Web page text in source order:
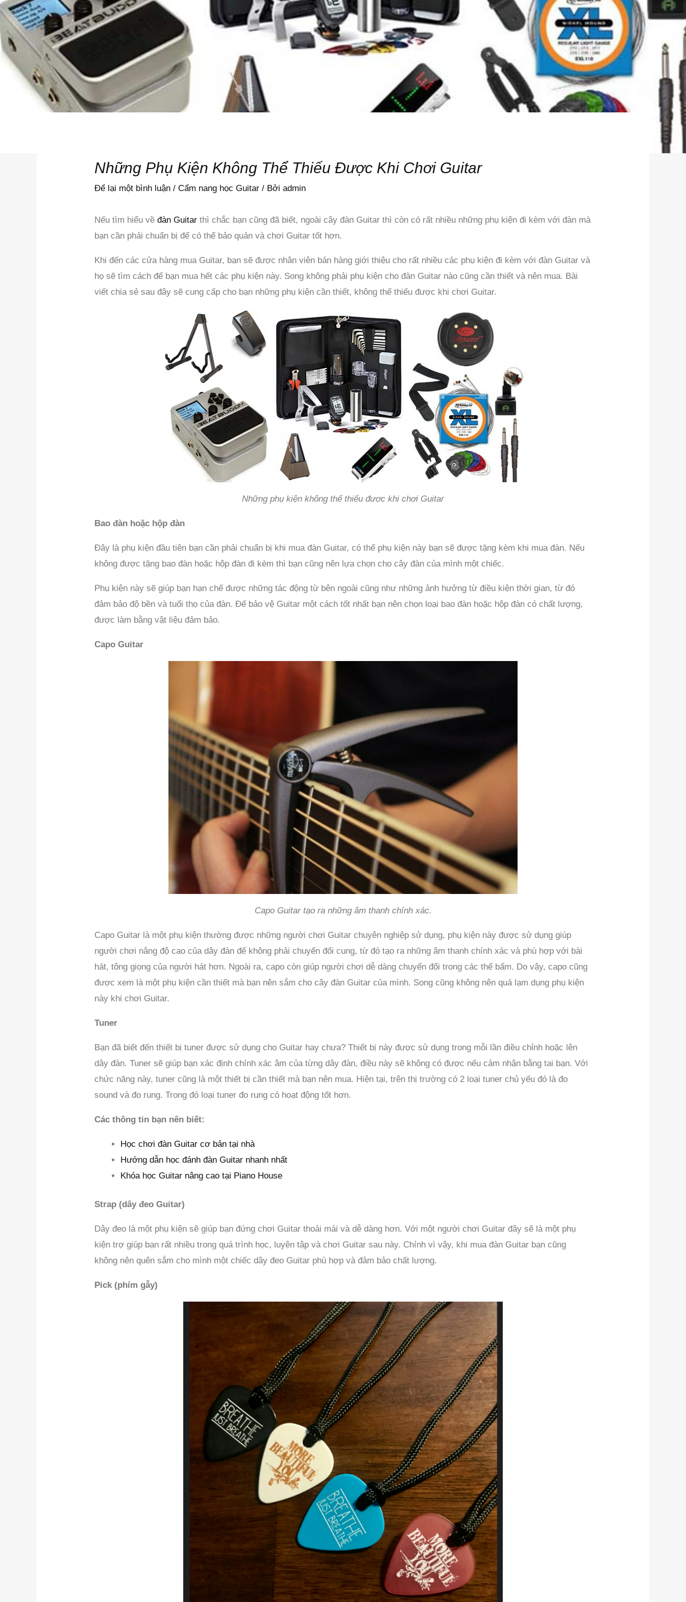
Những Phụ Kiện Không Thể Thiếu Được Khi Chơi Guitar
Để lại một bình luận /Cẩm nang học Guitar / Bởiadmin
Nếu tìm hiểu vềđàn Guitar thì chắc bạn cũng đã biết, ngoài cây đàn Guitar thì còn có rất nhiều những phụ kiện đi kèm với đàn mà
bạn cần phải chuẩn bị để có thể bảo quản và chơi Guitar tốt hơn.
Khi đến các cửa hàng mua Guitar, bạn sẽ được nhân viên bán hàng giới thiệu cho rất nhiều các phụ kiện đi kèm với đàn Guitar và
họ sẽ tìm cách để bạn mua hết các phụ kiện này. Song không phải phụ kiện cho đàn Guitar nào cũng cần thiết và nên mua. Bài
viết chia sẻ sau đây sẽ cung cấp cho bạn những phụ kiện cần thiết, không thể thiếu được khi chơi Guitar.
Những phụ kiện không thể thiếu được khi chơi Guitar
Bao đàn hoặc hộp đàn
Đây là phụ kiện đầu tiên bạn cần phải chuẩn bị khi mua đàn Guitar, có thể phụ kiện này bạn sẽ được tặng kèm khi mua đàn. Nếu
không được tặng bao đàn hoặc hộp đàn đi kèm thì bạn cũng nên lựa chọn cho cây đàn của mình một chiếc.
Phụ kiện này sẽ giúp bạn hạn chế được những tác động từ bên ngoài cũng như những ảnh hưởng từ điều kiện thời gian, từ đó
đảm bảo độ bền và tuổi thọ của đàn. Để bảo vệ Guitar một cách tốt nhất bạn nên chọn loại bao đàn hoặc hộp đàn có chất lượng,
được làm bằng vật liệu đảm bảo.
Capo Guitar
Capo Guitar tạo ra những âm thanh chính xác.
Capo Guitar là một phụ kiện thường được những người chơi Guitar chuyên nghiệp sử dụng, phụ kiện này được sử dụng giúp
người chơi nâng độ cao của dây đàn để không phải chuyển đổi cung, từ đó tạo ra những âm thanh chính xác và phù hợp với bài
hát, tông giọng của người hát hơn. Ngoài ra, capo còn giúp người chơi dễ dàng chuyển đổi trong các thế bấm. Do vậy, capo cũng
được xem là một phụ kiện cần thiết mà bạn nên sắm cho cây đàn Guitar của mình. Song cũng không nên quá lạm dụng phụ kiện
này khi chơi Guitar.
Tuner
Bạn đã biết đến thiết bị tuner được sử dụng cho Guitar hay chưa? Thiết bị này được sử dụng trong mỗi lần điều chỉnh hoặc lên
dây đàn. Tuner sẽ giúp bạn xác định chính xác âm của từng dây đàn, điều này sẽ không có được nếu cảm nhận bằng tai bạn. Với
chức năng này, tuner cũng là một thiết bị cần thiết mà bạn nên mua. Hiện tại, trên thị trường có 2 loại tuner chủ yếu đó là đo
sound và đo rung. Trong đó loại tuner đo rung có hoạt động tốt hơn.
Các thông tin bạn nên biết:
Học chơi đàn Guitar cơ bản tại nhà
Hướng dẫn học đánh đàn Guitar nhanh nhất
Khóa học Guitar nâng cao tại Piano House
Strap (dây đeo Guitar)
Dây đeo là một phụ kiện sẽ giúp bạn đứng chơi Guitar thoải mái và dễ dàng hơn. Với một người chơi Guitar đây sẽ là một phụ
kiện trợ giúp bạn rất nhiều trong quá trình học, luyện tập và chơi Guitar sau này. Chính vì vậy, khi mua đàn Guitar bạn cũng
không nên quên sắm cho mình một chiếc dây đeo Guitar phù hợp và đảm bảo chất lượng.
Pick (phím gẫy)